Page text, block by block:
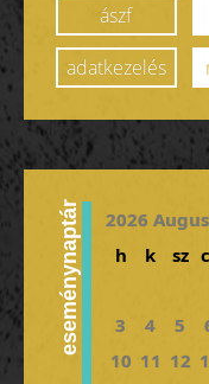
ászf
adatkezelés
eseménynaptár
2026
h
k sz
3
4 5
10 11 12